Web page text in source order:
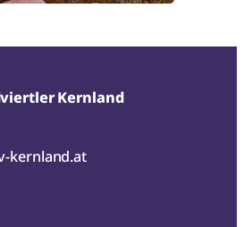
Kernland
kernland.at